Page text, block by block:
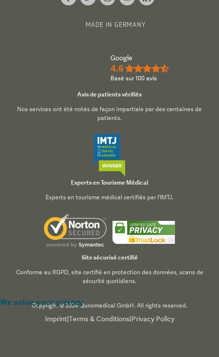
MADE IN GERMANY
Google
4.6 ★★★★½
Basé sur 100 avis
Avis de patients vérifiés
Nos services ont été notés de façon impartiale par des centaines de
patients.
Experts en Tourisme Médical
Experts en tourisme médical certifiés par l'IMTJ.
Site sécurisé certifié
Conforme au RGPD, site certifié en protection des données, scans de
sécurité quotidiens.
Copyright © 2024 Qunomedical GmbH. All rights reserved.
Imprint| Terms & Conditions Privacy Policy
We value your privacy
We use cookies to enhance your browsing experience,